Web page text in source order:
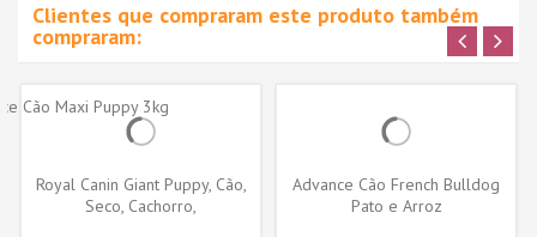
Clientes que compraram este produto também
compraram:
Royal Canin Giant Puppy, Cão,
Seco, Cachorro,
Advance Cão French Bulldog
Pato e Arroz